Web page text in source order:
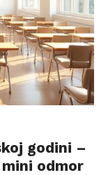
godini –
odmor